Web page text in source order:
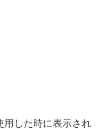
用した時に表示され